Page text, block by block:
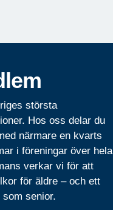
största
Hos oss delar du
närmare en kvarts
i föreningar över hela
verkar vi för att
för äldre – och ett
senior.